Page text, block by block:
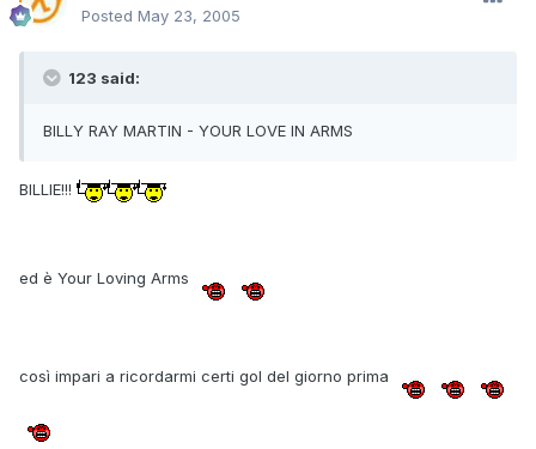
Posted May 23, 2005
123 said:
BILLY RAY MARTIN - YOUR LOVE IN ARMS
BILLIE!!!
ed è Your Loving Arms
così impari a ricordarmi certi gol del giorno prima